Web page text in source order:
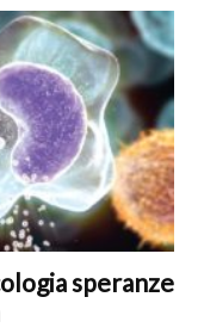
speranze